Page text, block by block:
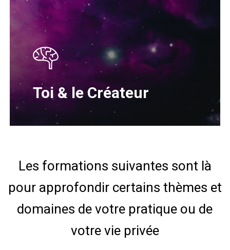
Toi & le Créateur
Les formations suivantes sont là
pourapprofondircertainsthèmes et
domaines devotre pratiqueou de
votrevie privée